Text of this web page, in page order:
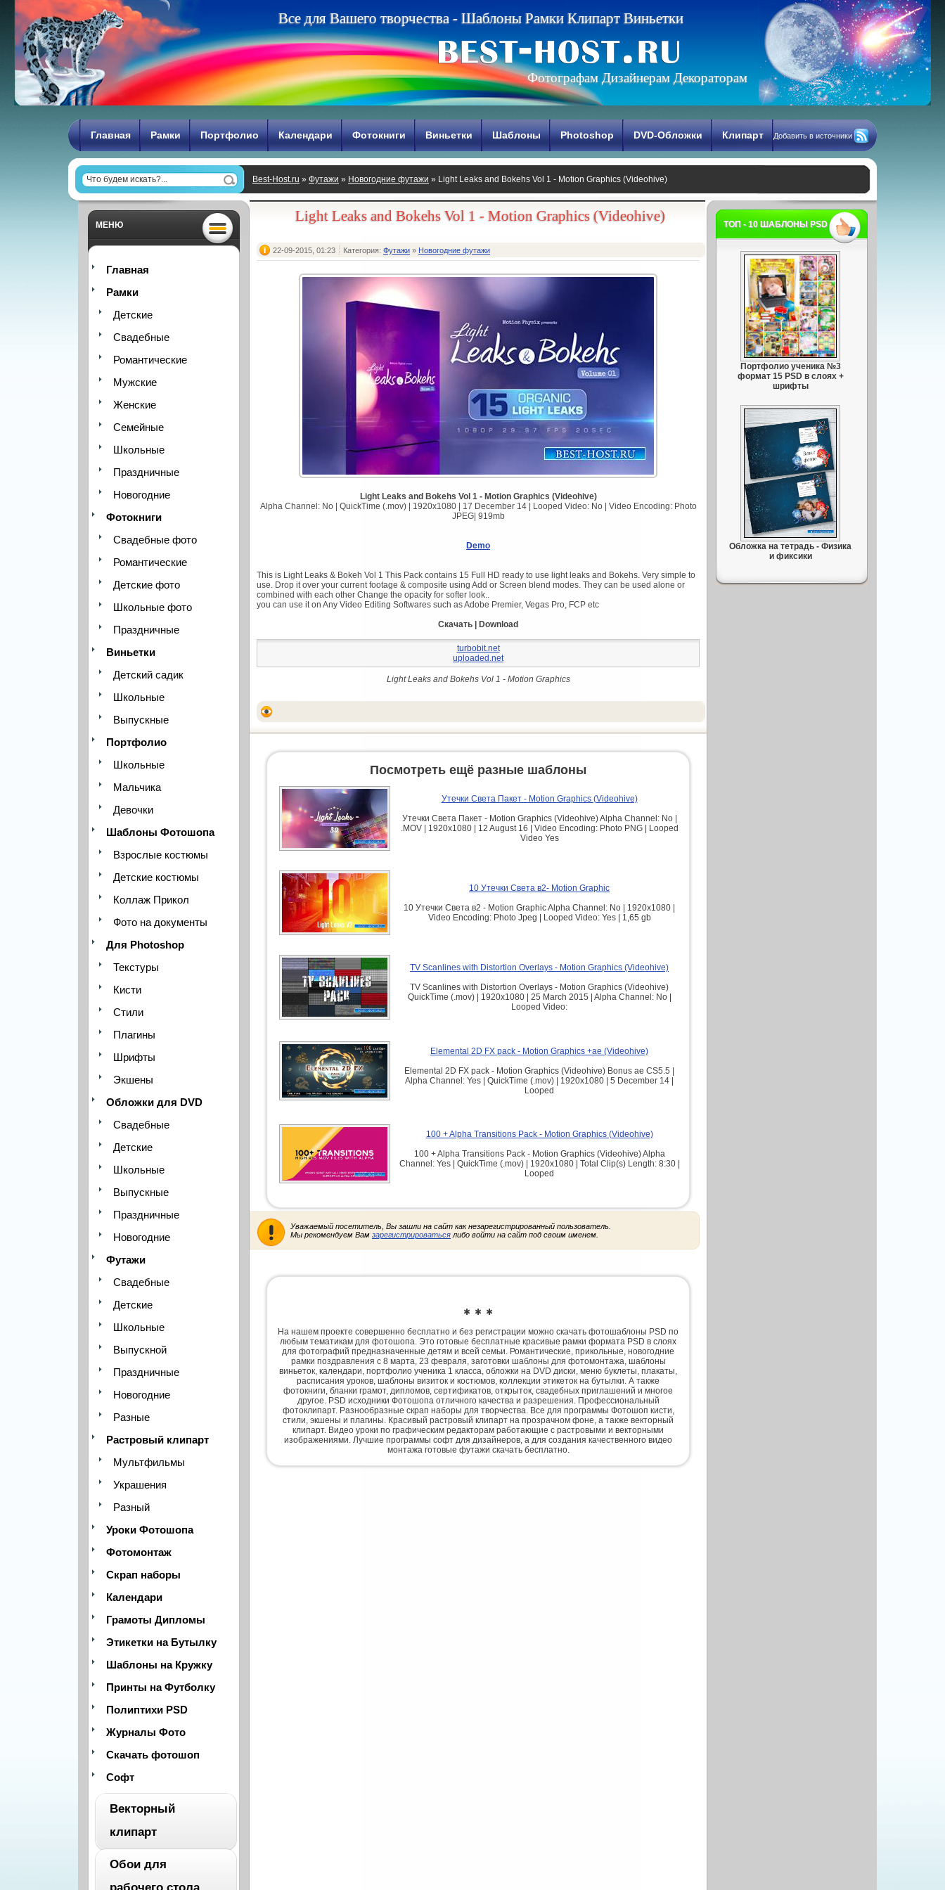
Все для Вашего творчества - Шаблоны Рамки Клипарт Виньетки
Фотографам Дизайнерам Декораторам
Главная Рамки Портфолио Календари Фотокниги Виньетки Шаблоны Photoshop DVD-Обложки Клипарт Добавить в источники
Best-Host.ru » Футажи » Новогодние футажи » Light Leaks and Bokehs Vol 1 - Motion Graphics (Videohive)
МЕНЮ
Главная
Рамки
Детские
Свадебные
Романтические
Мужские
Женские
Семейные
Школьные
Праздничные
Новогодние
Фотокниги
Свадебные фото
Романтические
Детские фото
Школьные фото
Праздничные
Виньетки
Детский садик
Школьные
Выпускные
Портфолио
Школьные
Мальчика
Девочки
Шаблоны Фотошопа
Взрослые костюмы
Детские костюмы
Коллаж Прикол
Фото на документы
Для Photoshop
Текстуры
Кисти
Стили
Плагины
Шрифты
Экшены
Обложки для DVD
Свадебные
Детские
Школьные
Выпускные
Праздничные
Новогодние
Футажи
Свадебные
Детские
Школьные
Выпускной
Праздничные
Новогодние
Разные
Растровый клипарт
Мультфильмы
Украшения
Разный
Уроки Фотошопа
Фотомонтаж
Скрап наборы
Календари
Грамоты Дипломы
Этикетки на Бутылку
Шаблоны на Кружку
Принты на Футболку
Полиптихи PSD
Журналы Фото
Скачать фотошоп
Софт
Векторный
клипарт
Обои для
Light Leaks and Bokehs Vol 1 - Motion Graphics (Videohive)
22-09-2015, 01:23 Категория: Футажи » Новогодние футажи
Light Leaks and Bokehs Vol 1 - Motion Graphics (Videohive)
Alpha Channel: No | QuickTime (.mov) | 1920x1080 | 17 December 14 | Looped Video: No | Video Encoding: Photo
JPEG| 919mb
Demo
This is Light Leaks & Bokeh Vol 1 This Pack contains 15 Full HD ready to use light leaks and Bokehs. Very simple to
use. Drop it over your current footage & composite using Add or Screen blend modes. They can be used alone or
combined with each other Change the opacity for softer look..
you can use it on Any Video Editing Softwares such as Adobe Premier, Vegas Pro, FCP etc
Скачать | Download
turbobit.net
uploaded.net
Light Leaks and Bokehs Vol 1 - Motion Graphics
Посмотреть ещё разные шаблоны
Утечки Света Пакет - Motion Graphics (Videohive)
Утечки Света Пакет - Motion Graphics (Videohive) Alpha Channel: No |
.MOV | 1920x1080 | 12 August 16 | Video Encoding: Photo PNG | Looped
Video Yes
10 Утечки Света в2- Motion Graphic
10 Утечки Света в2 - Motion Graphic Alpha Channel: No | 1920x1080 |
Video Encoding: Photo Jpeg | Looped Video: Yes | 1,65 gb
TV Scanlines with Distortion Overlays - Motion Graphics (Videohive)
TV Scanlines with Distortion Overlays - Motion Graphics (Videohive)
QuickTime (.mov) | 1920x1080 | 25 March 2015 | Alpha Channel: No |
Looped Video:
Elemental 2D FX pack - Motion Graphics +ae (Videohive)
Elemental 2D FX pack - Motion Graphics (Videohive) Bonus ae CS5.5 |
Alpha Channel: Yes | QuickTime (.mov) | 1920x1080 | 5 December 14 |
Looped
100 + Alpha Transitions Pack - Motion Graphics (Videohive)
100 + Alpha Transitions Pack - Motion Graphics (Videohive) Alpha
Channel: Yes | QuickTime (.mov) | 1920x1080 | Total Clip(s) Length: 8:30 |
Looped
Уважаемый посетитель, Вы зашли на сайт как незарегистрированный пользователь.
Мы рекомендуем Вам зарегистрироваться либо войти на сайт под своим именем.
✱ ✱ ✱
На нашем проекте совершенно бесплатно и без регистрации можно скачать фотошаблоны PSD по
любым тематикам для фотошопа. Это готовые бесплатные красивые рамки формата PSD в слоях
для фотографий предназначенные детям и всей семьи. Романтические, прикольные, новогодние
рамки поздравления с 8 марта, 23 февраля, заготовки шаблоны для фотомонтажа, шаблоны
виньеток, календари, портфолио ученика 1 класса, обложки на DVD диски, меню буклеты, плакаты,
расписания уроков, шаблоны визиток и костюмов, коллекции этикеток на бутылки. А также
фотокниги, бланки грамот, дипломов, сертификатов, открыток, свадебных приглашений и многое
другое. PSD исходники Фотошопа отличного качества и разрешения. Профессиональный
фотоклипарт. Разнообразные скрап наборы для творчества. Все для программы Фотошоп кисти,
стили, экшены и плагины. Красивый растровый клипарт на прозрачном фоне, а также векторный
клипарт. Видео уроки по графическим редакторам работающие с растровыми и векторными
изображениями. Лучшие программы софт для дизайнеров, а для создания качественного видео
монтажа готовые футажи скачать бесплатно.
ТОП - 10 ШАБЛОНЫ PSD
Портфолио ученика №3
формат 15 PSD в слоях +
шрифты
Обложка на тетрадь - Физика
и фиксики